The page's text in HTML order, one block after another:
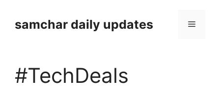
contentsamchar daily updates Menu
#TechDeals